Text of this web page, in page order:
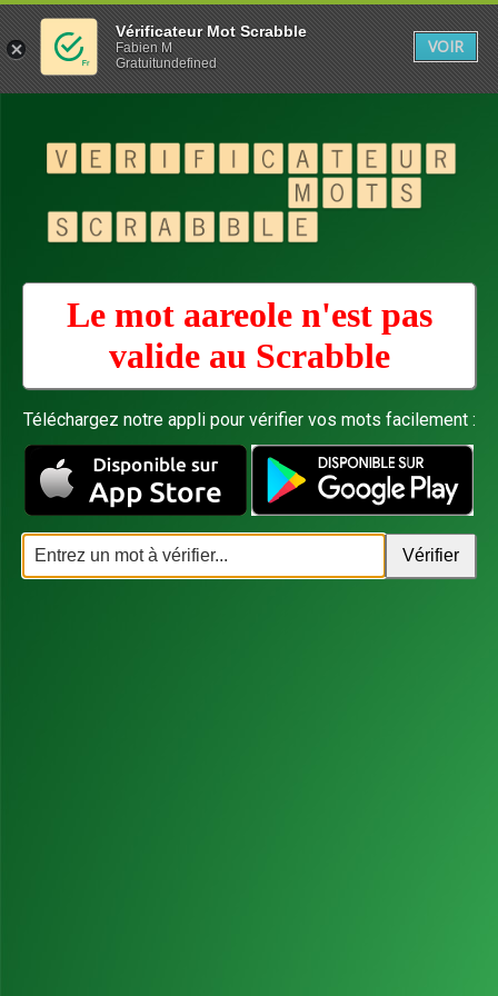
Le mot aareole n'est pas
valide au Scrabble
Téléchargez notre appli pour vérifier vos mots facilement :
Vérificateur Mot Scrabble
Fabien M
Gratuitundefined
VOIR